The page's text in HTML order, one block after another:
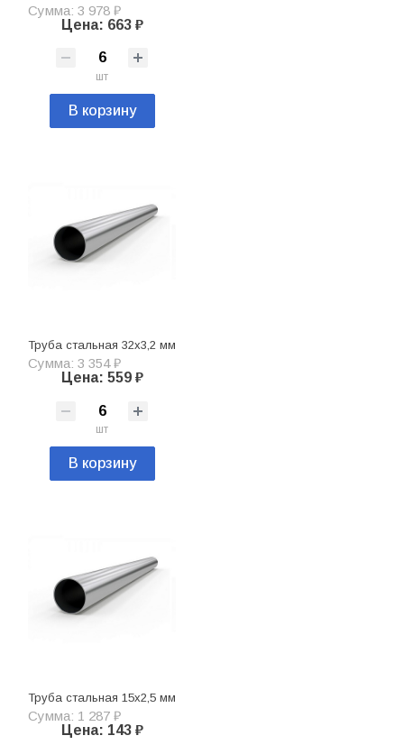
Сумма: 3 978 ₽
Цена: 663 ₽
шт
В корзину
Труба стальная 32х3,2 мм
Сумма: 3 354 ₽
Цена: 559 ₽
шт
В корзину
Труба стальная 15х2,5 мм
Сумма: 1 287 ₽
Цена: 143 ₽